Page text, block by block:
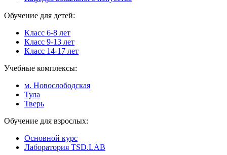
Обучение для детей:
Класс 6-8 лет
Класс 9-13 лет
Класс 14-17 лет
Учебные комплексы:
м. Новослободская
Тула
Тверь
Обучение для взрослых:
Основной курс
Лаборатория TSD.LAB